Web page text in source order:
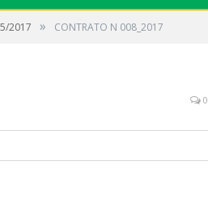
2017 » CONTRATO N 008_2017
0